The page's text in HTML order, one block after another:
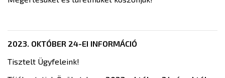
2023. OKTÓBER 24-EI INFORMÁCIÓ
Tisztelt Ügyfeleink!